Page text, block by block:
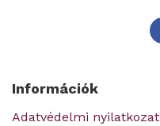
Információk
Adatvédelmi nyilatkozat